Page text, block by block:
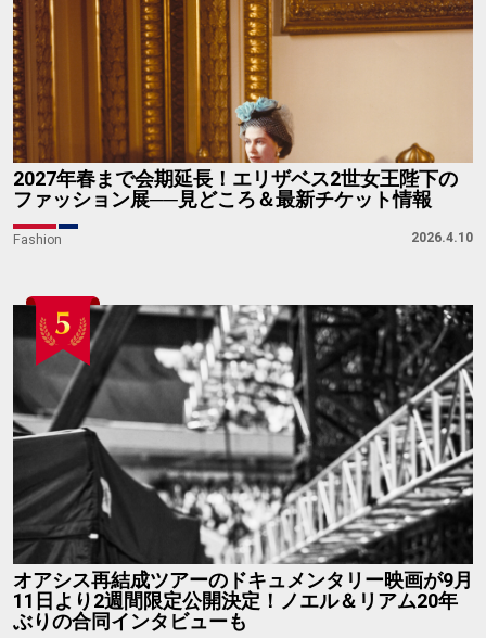
2027年春まで会期延長！エリザベス2世女王陛下の
ファッション展──見どころ＆最新チケット情報
Fashion 2026.4.10
オアシス再結成ツアーのドキュメンタリー映画が9月
11日より2週間限定公開決定！ノエル＆リアム20年
ぶりの合同インタビューも